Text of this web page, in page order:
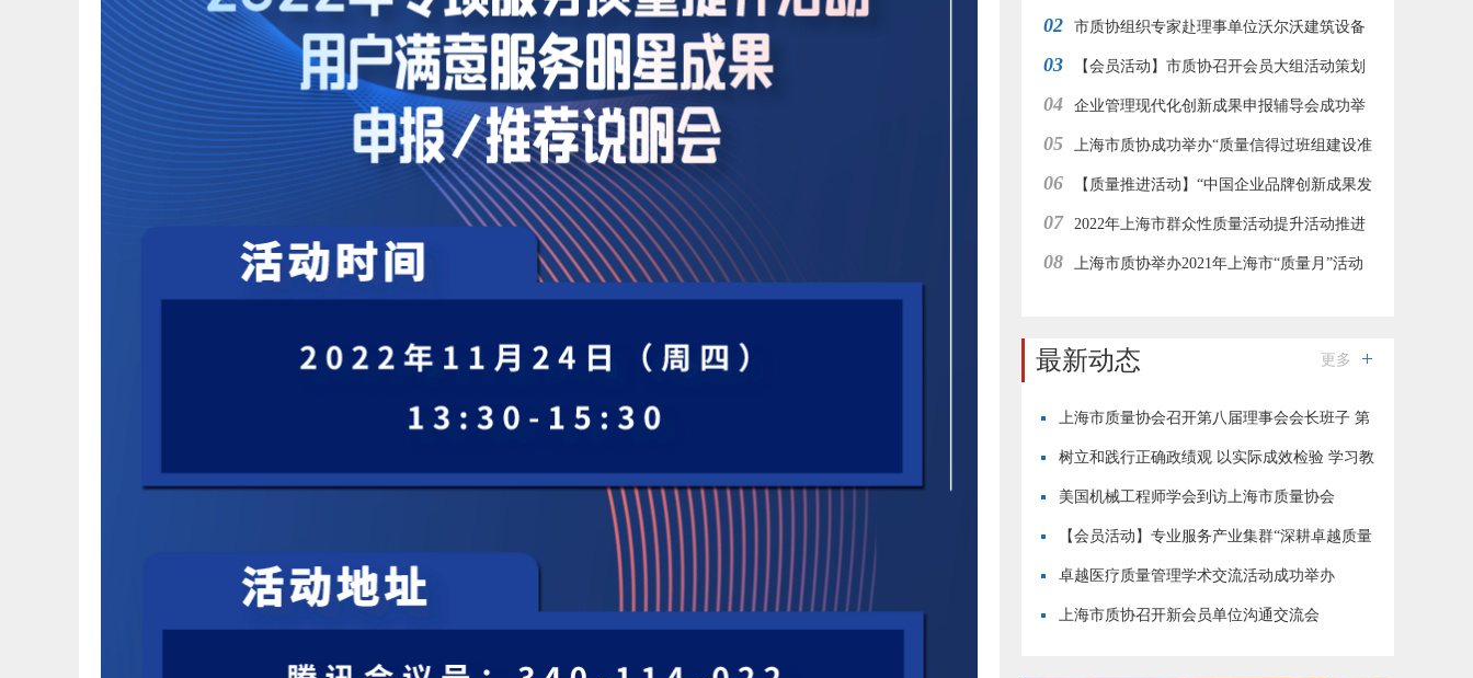
赴江南造船开展“赞民族工业 品工匠之心”参观交
流活动
02 市质协组织专家赴理事单位沃尔沃建筑设备
调研交流
03 【会员活动】市质协召开会员大组活动策划
交流会
04 企业管理现代化创新成果申报辅导会成功举
办
05 上海市质协成功举办“质量信得过班组建设准
则解读与案例解析”在线直播培训
06 【质量推进活动】“中国企业品牌创新成果发
布活动”上海地区经验分享与推进工作会在线举行
07 2022年上海市群众性质量活动提升活动推进
工作集团型会员企业在线研讨会成功举办
08 上海市质协举办2021年上海市“质量月”活动
最新动态 更多
上海市质量协会召开第八届理事会会长班子 第
四次会议
树立和践行正确政绩观 以实际成效检验 学习教
育成果
美国机械工程师学会到访上海市质量协会
【会员活动】专业服务产业集群“深耕卓越质量
·恪守用户初心”现场交流活动成功举行
卓越医疗质量管理学术交流活动成功举办
上海市质协召开新会员单位沟通交流会